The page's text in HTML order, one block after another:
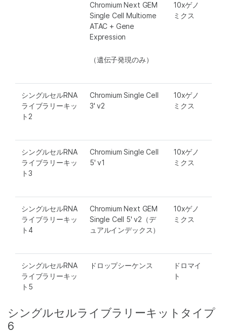
Chromium Next GEM
Single Cell Multiome
ATAC + Gene
Expression
（遺伝子発現のみ）
10xゲノ
ミクス
シングルセルRNA
ライブラリーキッ
ト2
Chromium Single Cell
3' v2
10xゲノ
ミクス
シングルセルRNA
ライブラリーキッ
ト3
Chromium Single Cell
5' v1
10xゲノ
ミクス
シングルセルRNA
ライブラリーキッ
ト4
Chromium Next GEM
Single Cell 5' v2（デ
ュアルインデックス）
10xゲノ
ミクス
シングルセルRNA
ライブラリーキッ
ト5
ドロップシーケンス
ドロマイ
ト
シングルセルライブラリーキットタイプ
6